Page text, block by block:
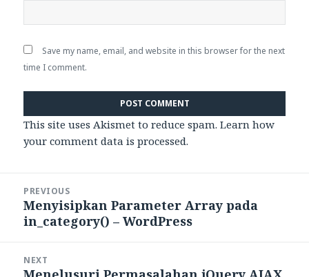
Save my name, email, and website in this browser for the next
time I comment.
This site uses Akismet to reduce spam.Learn how
your comment data is processed.
navigation
PREVIOUS
Previous
post:
Menyisipkan Parameter Array pada
in_category() – WordPress
NEXT
Next